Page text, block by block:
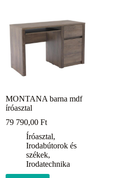
MONTANA barna mdf
íróasztal
79 790,00Ft
Íróasztal,
Irodabútorok és
székek,
Irodatechnika